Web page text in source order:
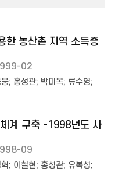
한 농산촌 지역 소득증
02
; 홍성관; 박미옥; 류수영;
계 구축 -1998년도 사
09
; 이철현; 홍성관; 유복성;